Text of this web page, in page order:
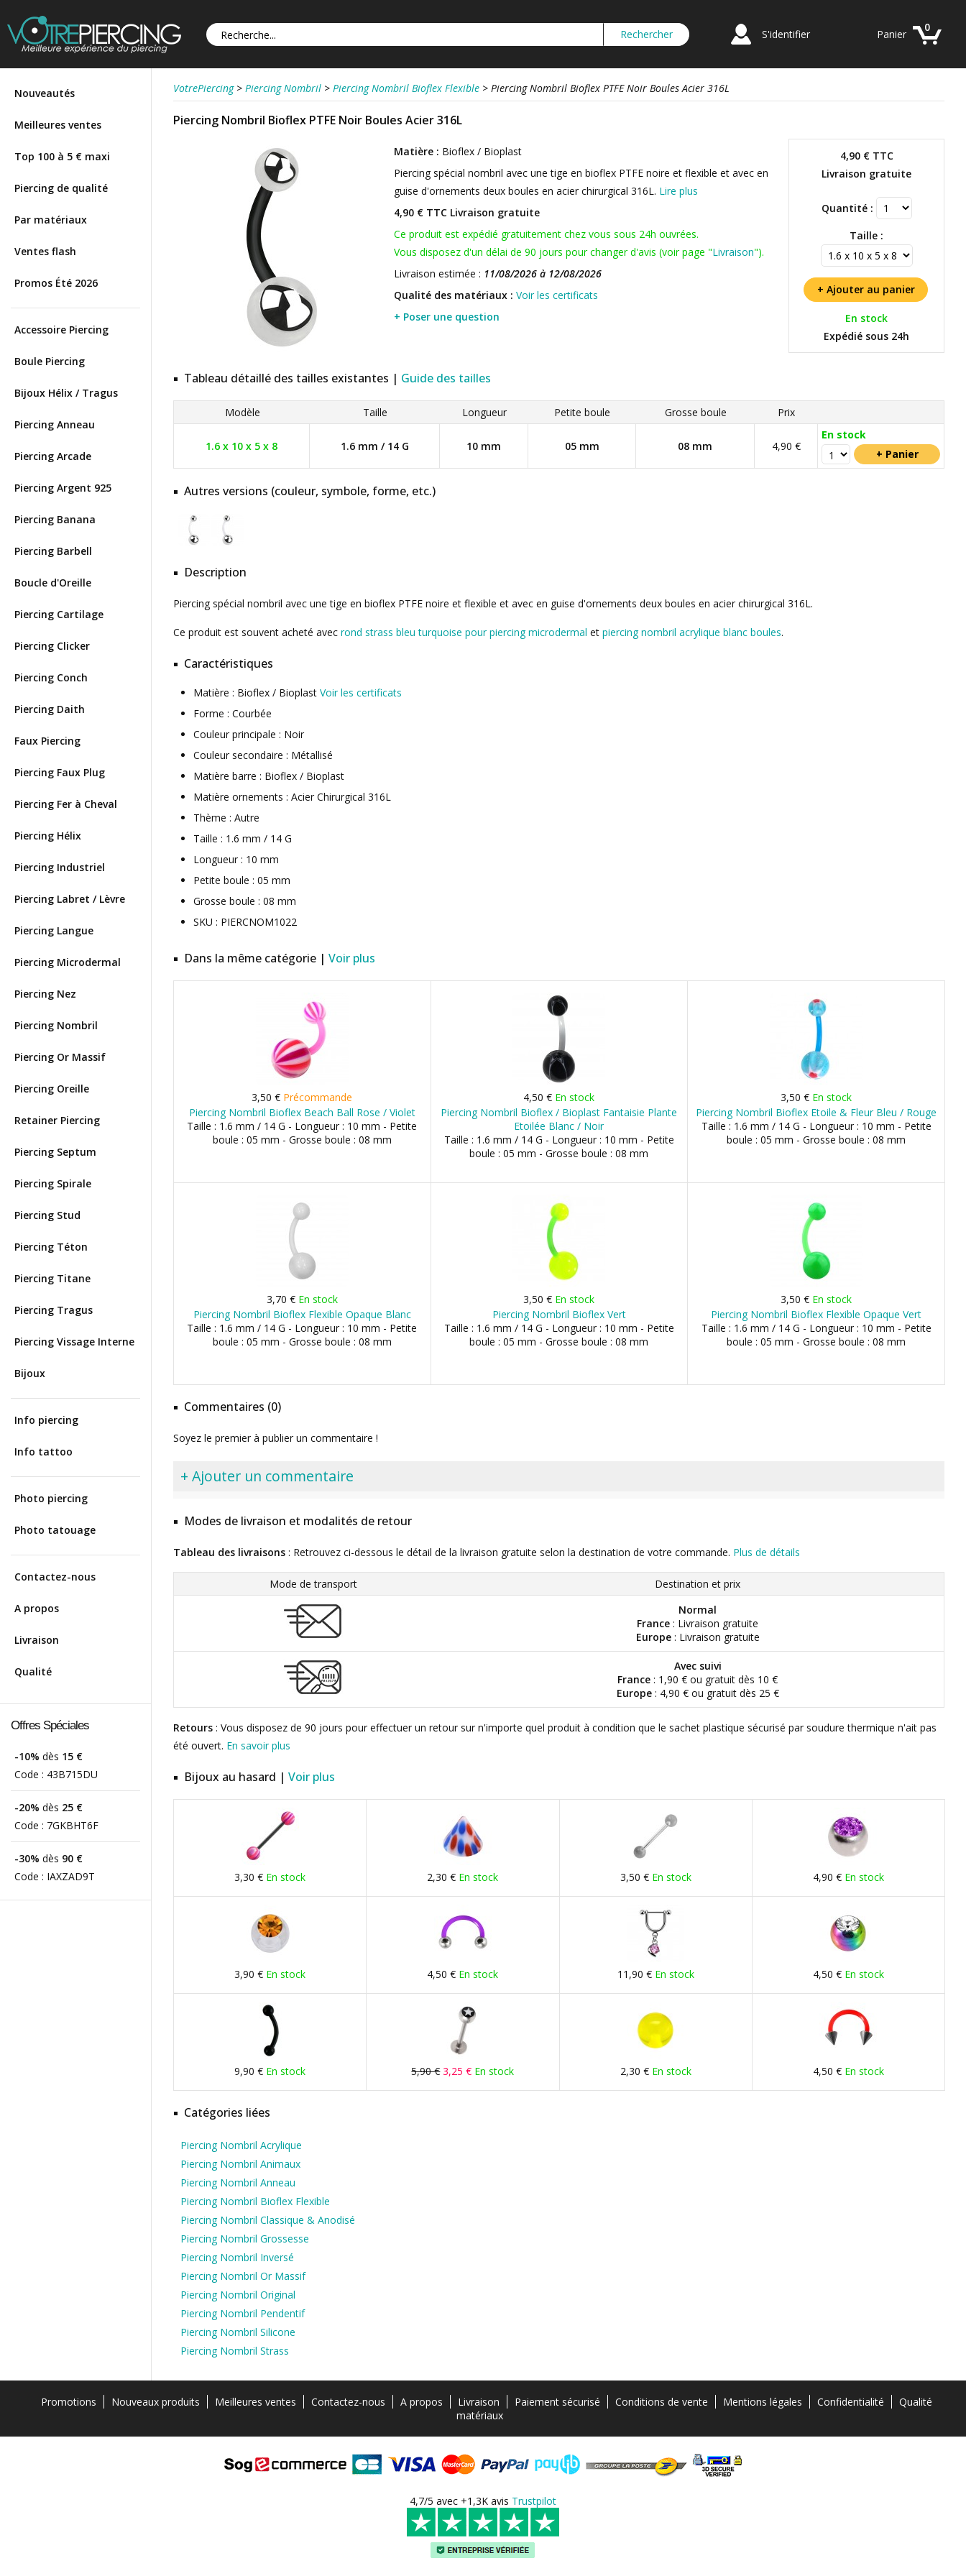
S'identifier
0
Panier
Nouveautés
Meilleures ventes
Top 100 à 5 € maxi
Piercing de qualité
Par matériaux
Ventes flash
Promos Été 2026
Accessoire Piercing
Boule Piercing
Bijoux Hélix / Tragus
Piercing Anneau
Piercing Arcade
Piercing Argent 925
Piercing Banana
Piercing Barbell
Boucle d'Oreille
Piercing Cartilage
Piercing Clicker
Piercing Conch
Piercing Daith
Faux Piercing
Piercing Faux Plug
Piercing Fer à Cheval
Piercing Hélix
Piercing Industriel
Piercing Labret / Lèvre
Piercing Langue
Piercing Microdermal
Piercing Nez
Piercing Nombril
Piercing Or Massif
Piercing Oreille
Retainer Piercing
Piercing Septum
Piercing Spirale
Piercing Stud
Piercing Téton
Piercing Titane
Piercing Tragus
Piercing Vissage Interne
Bijoux
Info piercing
Info tattoo
Photo piercing
Photo tatouage
Contactez-nous
A propos
Livraison
Qualité
Offres Spéciales
-10% dès 15 €
Code : 43B715DU
-20% dès 25 €
Code : 7GKBHT6F
-30% dès 90 €
Code : IAXZAD9T
VotrePiercing > Piercing Nombril > Piercing Nombril Bioflex Flexible > Piercing Nombril Bioflex PTFE Noir Boules Acier 316L
Piercing Nombril Bioflex PTFE Noir Boules Acier 316L
4,90 €TTC
Livraison gratuite
Quantité :
Taille :
En stock
Expédié sous 24h
Matière : Bioflex / Bioplast
Piercing spécial nombril avec une tige en bioflex PTFE noire et flexible et avec en
guise d'ornements deux boules en acier chirurgical 316L. Lire plus
4,90 € TTC Livraison gratuite
Ce produit est expédié gratuitement chez vous sous 24h ouvrées.
Vous disposez d'un délai de 90 jours pour changer d'avis (voir page "Livraison").
Livraison estimée : 11/08/2026 à 12/08/2026
Qualité des matériaux : Voir les certificats
+ Poser une question
Tableau détaillé des tailles existantes | Guide des tailles
Modèle Taille Longueur Petite boule Grosse boule Prix
1.6 x 10 x 5 x 8 1.6 mm / 14 G 10 mm 05 mm 08 mm 4,90 €
En stock
Autres versions (couleur, symbole, forme, etc.)
Description
Piercing spécial nombril avec une tige en bioflex PTFE noire et flexible et avec en guise d'ornements deux boules en acier chirurgical 316L.
Ce produit est souvent acheté avec rond strass bleu turquoise pour piercing microdermal et piercing nombril acrylique blanc boules.
Caractéristiques
Matière : Bioflex / Bioplast Voir les certificats
Forme : Courbée
Couleur principale : Noir
Couleur secondaire : Métallisé
Matière barre : Bioflex / Bioplast
Matière ornements : Acier Chirurgical 316L
Thème : Autre
Taille : 1.6 mm / 14 G
Longueur : 10 mm
Petite boule : 05 mm
Grosse boule : 08 mm
SKU : PIERCNOM1022
Dans la même catégorie | Voir plus
3,50 € Précommande
Piercing Nombril Bioflex Beach Ball Rose / Violet
Taille : 1.6 mm / 14 G - Longueur : 10 mm - Petite
boule : 05 mm - Grosse boule : 08 mm
4,50 € En stock
Piercing Nombril Bioflex / Bioplast Fantaisie Plante
Etoilée Blanc / Noir
Taille : 1.6 mm / 14 G - Longueur : 10 mm - Petite
boule : 05 mm - Grosse boule : 08 mm
3,50 € En stock
Piercing Nombril Bioflex Etoile & Fleur Bleu / Rouge
Taille : 1.6 mm / 14 G - Longueur : 10 mm - Petite
boule : 05 mm - Grosse boule : 08 mm
3,70 € En stock
Piercing Nombril Bioflex Flexible Opaque Blanc
Taille : 1.6 mm / 14 G - Longueur : 10 mm - Petite
boule : 05 mm - Grosse boule : 08 mm
3,50 € En stock
Piercing Nombril Bioflex Vert
Taille : 1.6 mm / 14 G - Longueur : 10 mm - Petite
boule : 05 mm - Grosse boule : 08 mm
3,50 € En stock
Piercing Nombril Bioflex Flexible Opaque Vert
Taille : 1.6 mm / 14 G - Longueur : 10 mm - Petite
boule : 05 mm - Grosse boule : 08 mm
Commentaires (0)
Soyez le premier à publier un commentaire !
+ Ajouter un commentaire
Modes de livraison et modalités de retour
Tableau des livraisons : Retrouvez ci-dessous le détail de la livraison gratuite selon la destination de votre commande. Plus de détails
Mode de transport
Destination et prix
Normal
France : Livraison gratuite
Europe: Livraison gratuite
Avec suivi
France : 1,90 € ou gratuit dès 10 €
Europe: 4,90 € ou gratuit dès 25 €
Retours : Vous disposez de 90 jours pour effectuer un retour sur n'importe quel produit à condition que le sachet plastique sécurisé par soudure thermique n'ait pas
été ouvert. En savoir plus
Bijoux au hasard | Voir plus
3,30 € En stock 2,30 € En stock 3,50 € En stock 4,90 € En stock
3,90 € En stock 4,50 € En stock 11,90 € En stock 4,50 € En stock
9,90 € En stock 5,90 € 3,25 € En stock 2,30 € En stock 4,50 € En stock
Catégories liées
Piercing Nombril Acrylique
Piercing Nombril Animaux
Piercing Nombril Anneau
Piercing Nombril Bioflex Flexible
Piercing Nombril Classique & Anodisé
Piercing Nombril Grossesse
Piercing Nombril Inversé
Piercing Nombril Or Massif
Piercing Nombril Original
Piercing Nombril Pendentif
Piercing Nombril Silicone
Piercing Nombril Strass
Promotions Nouveaux produits Meilleures ventes Contactez-nous A propos Livraison Paiement sécurisé Conditions de vente Mentions légales Confidentialité
Qualité
matériaux
4,7/5 avec +1,3K avis Trustpilot